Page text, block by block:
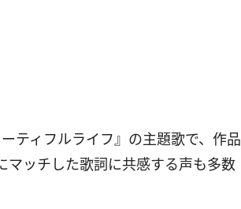
ティフルライフ』の主題歌で、作品
マッチした歌詞に共感する声も多数